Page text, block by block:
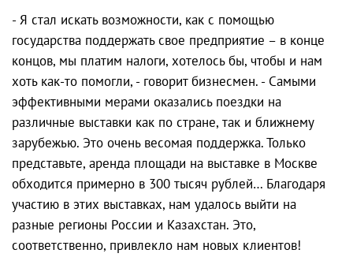
- Я стал искать возможности, как с помощью
государства поддержать свое предприятие – в конце
концов, мы платим налоги, хотелось бы, чтобы и нам
хоть как-то помогли, - говорит бизнесмен. - Самыми
эффективными мерами оказались поездки на
различные выставки как по стране, так и ближнему
зарубежью. Это очень весомая поддержка. Только
представьте, аренда площади на выставке в Москве
обходится примерно в 300 тысяч рублей… Благодаря
участию в этих выставках, нам удалось выйти на
разные регионы России и Казахстан. Это,
соответственно, привлекло нам новых клиентов!